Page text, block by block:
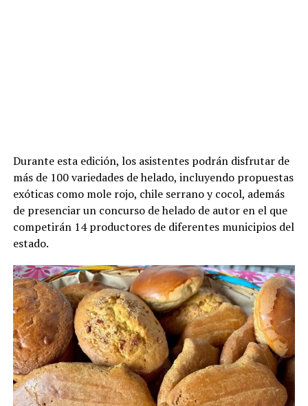
Durante esta edición, los asistentes podrán disfrutar de
más de 100 variedades de helado, incluyendo propuestas
exóticas como mole rojo, chile serrano y cocol, además
de presenciar un concurso de helado de autor en el que
competirán 14 productores de diferentes municipios del
estado.